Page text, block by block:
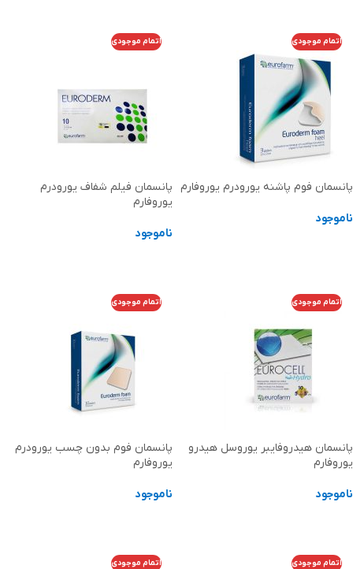
اتمام موجودی
پانسمان فوم پاشنه یورودرم یوروفارم
ناموجود
اتمام موجودی
پانسمان فیلم شفاف یورودرم
یوروفارم
ناموجود
اتمام موجودی
پانسمان هیدروفایبر یوروسل هیدرو
یوروفارم
ناموجود
اتمام موجودی
پانسمان فوم بدون چسب یورودرم
یوروفارم
ناموجود
اتمام موجودی اتمام موجودی